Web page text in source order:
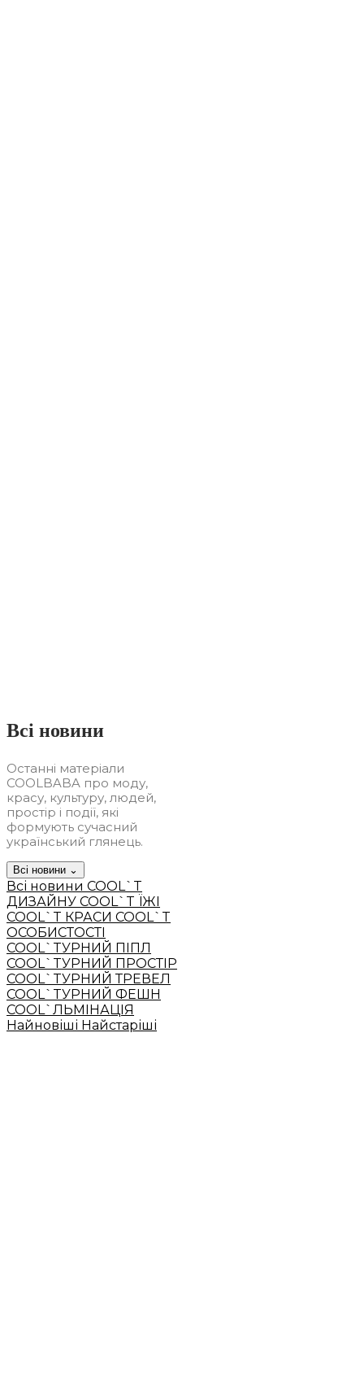
Всі новини
Останні матеріали
COOLBABA про моду,
красу, культуру, людей,
простір і події, які
формують сучасний
український глянець.
Всі новини ⌄
Всі новини COOL`T
ДИЗАЙНУ COOL`T ЇЖІ
COOL`T КРАСИ COOL`T
ОСОБИСТОСТІ
COOL`TУРНИЙ ПІПЛ
COOL`TУРНИЙ ПРОСТІР
COOL`TУРНИЙ ТРЕВЕЛ
COOL`TУРНИЙ ФЕШН
COOL`ЛЬМІНАЦІЯ
Найновіші Найстаріші